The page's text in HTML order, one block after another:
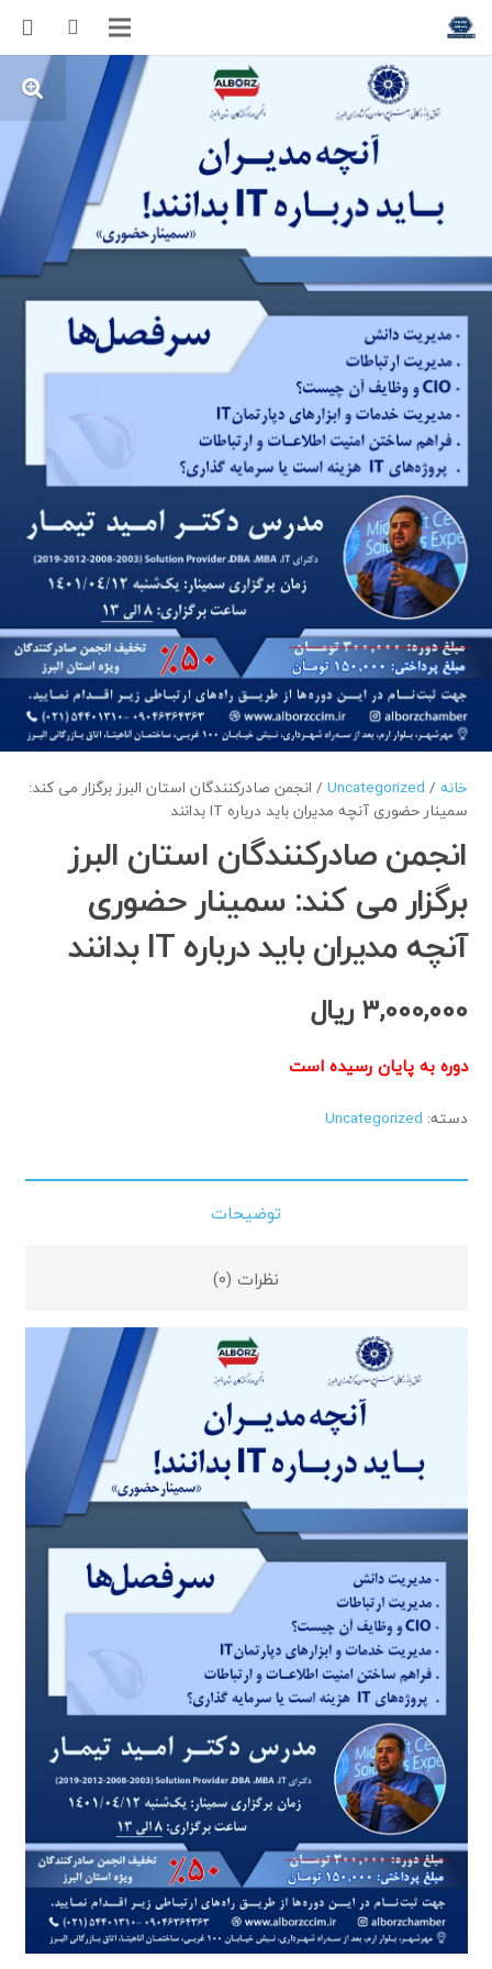
خانه /
Uncategorized / انجمن صادرکنندگان استان البرز برگزار می کند:
سمینار حضوری آنچه مدیران باید درباره IT بدانند
انجمن صادرکنندگان استان البرز
برگزار می کند: سمینار حضوری
آنچه مدیران باید درباره IT بدانند
3,000,000 ریال
دوره به پایان رسیده است
دسته: Uncategorized
توضیحات
نظرات (0)